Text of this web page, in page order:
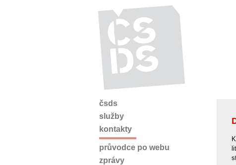
čsds
služby
kontakty
průvodce po webu
zprávy